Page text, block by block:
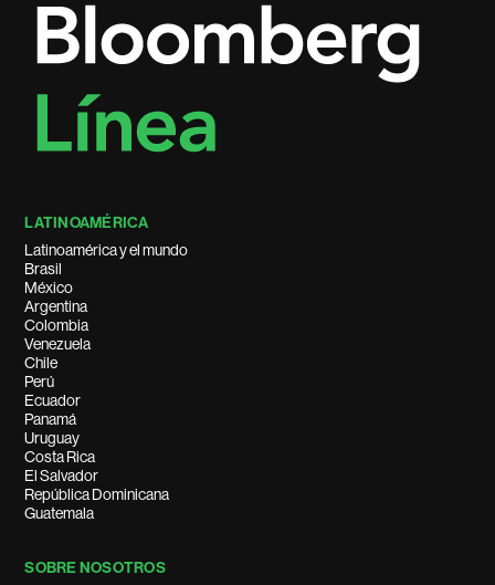
LATINOAMÉRICA
Latinoamérica y el mundo
Brasil
México
Argentina
Colombia
Venezuela
Chile
Perú
Ecuador
Panamá
Uruguay
Costa Rica
El Salvador
República Dominicana
Guatemala
SOBRE NOSOTROS